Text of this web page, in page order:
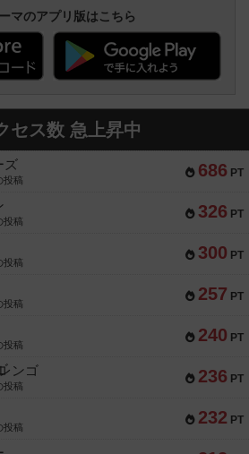
マのアプリ版はこちら
セス数 急上昇中
686 PT
ズ
投稿
326 PT
投稿
300 PT
投稿
257 PT
投稿
240 PT
投稿
236 PT
ンゴ
投稿
232 PT
投稿